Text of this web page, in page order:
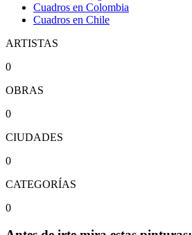
Cuadros en Colombia
Cuadros en Chile
ARTISTAS
0
OBRAS
0
CIUDADES
0
CATEGORÍAS
0